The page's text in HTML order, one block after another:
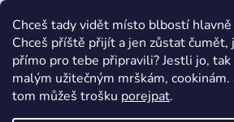
Chceš tady vidět místo blbostí
Chceš příště přijít a jen zůstat čumět,
přímo pro tebe připravili? Jestli jo,
malým užitečným mrškám,
tom můžeš trošku porejpat.
Swissten.eu Česnekový ráj